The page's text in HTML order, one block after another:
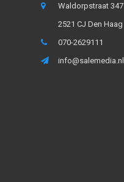
Waldorpstraat 347
2521 CJ Den Haag
070-2629111
info@salemedia.nl